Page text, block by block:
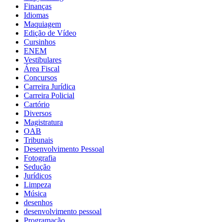
Finanças
Idiomas
Maquiagem
Edição de Vídeo
Cursinhos
ENEM
Vestibulares
Área Fiscal
Concursos
Carreira Jurídica
Carreira Policial
Cartório
Diversos
Magistratura
OAB
Tribunais
Desenvolvimento Pessoal
Fotografia
Sedução
Jurídicos
Limpeza
Música
desenhos
desenvolvimento pessoal